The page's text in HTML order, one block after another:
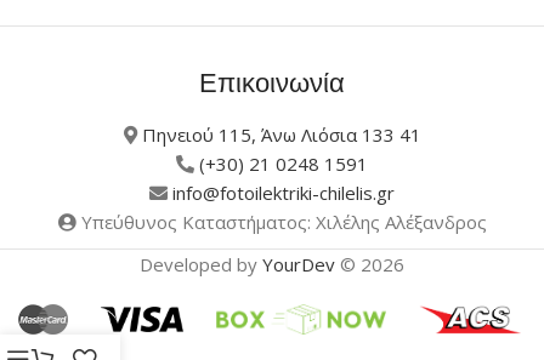
Επικοινωνία
Πηνειού 115, Άνω Λιόσια 133 41
(+30) 21 0248 1591
info@fotoilektriki-chilelis.gr
Υπεύθυνος Καταστήματος: Χιλέλης Αλέξανδρος
Developed by YourDev © 2026